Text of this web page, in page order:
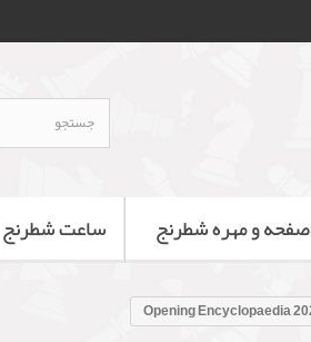
صفحه و مهره شطرنج ساعت شطرنج